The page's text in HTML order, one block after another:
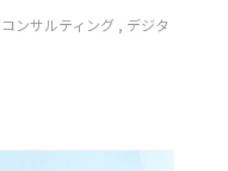
ンサルティング
デジタ